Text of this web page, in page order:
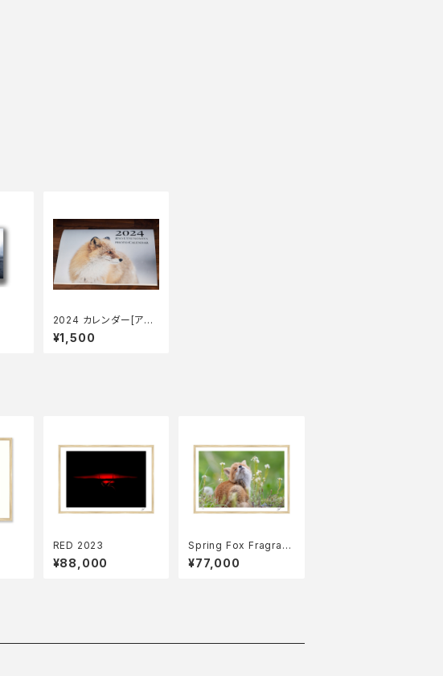
2024 カレンダー[アー
カイブ]
¥1,500
RED 2023
¥88,000
Spring Fox Fragranc
e2022
¥77,000